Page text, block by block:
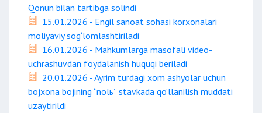
Qonun bilan tartibga solindi
15.01.2026 - Engil sanoat sohasi korxonalari
moliyaviy sog‘lomlashtiriladi
16.01.2026 - Mahkumlarga masofali video-
uchrashuvdan foydalanish huquqi beriladi
20.01.2026 - Ayrim turdagi xom ashyolar uchun
bojxona bojining “nolь” stavkada qo‘llanilish muddati
uzaytirildi